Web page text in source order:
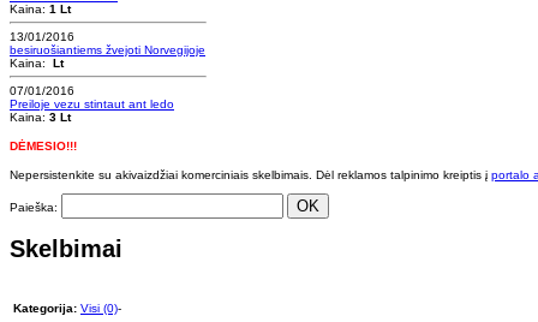
Kaina: 1 Lt
13/01/2016
besiruošiantiems žvejoti Norvegijoje
Kaina:
Lt
07/01/2016
Preiloje vezu stintaut ant ledo
Kaina: 3 Lt
DĖMESIO!!!
Nepersistenkite su akivaizdžiai komerciniais skelbimais. Dėl reklamos talpinimo kreiptis į portalo
Paieška: OK
Skelbimai
Kategorija: Visi (0)-